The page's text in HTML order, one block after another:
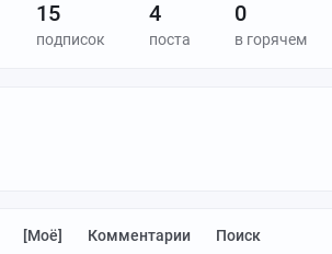
15
подписок
4
поста
0
в горячем
[моё] Комментарии Поиск